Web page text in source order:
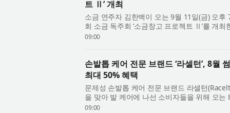
트 Ⅱ’ 개최
소금 연주자 김한백이 오는 9월 11일(금) 오후
회 소금 독주회 ‘소금창고 프로젝트 Ⅱ’를 개
다섯 작품을 모두 초연으로 선보이며, 위촉 초
09:00
손발톱 케어 전문 브랜드 ‘라셀턴’, 8월
최대 50% 혜택
문제성 손발톱 케어 전문 브랜드 라셀턴
을 맞아 발 케어에 나선 소비자들을 위해 오는
진행한다고 밝혔다. 최근 발 케어가 단순한 계
09:00